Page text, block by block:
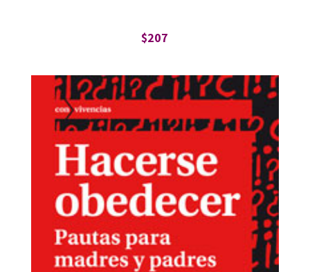
$207